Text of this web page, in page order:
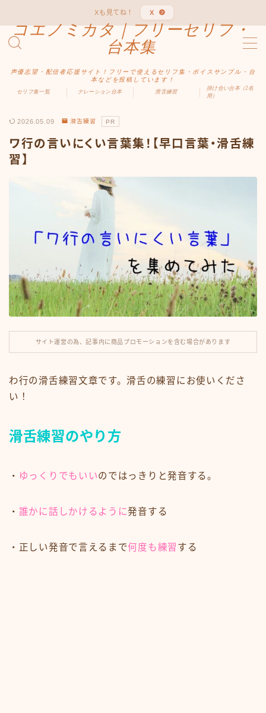
Xも見てね！ X
コエノミカタ｜フリーセリフ・
台本集
声優志望・配信者応援サイト！フリーで使えるセリフ集・ボイスサンプル・台
本などを投稿しています！
MENU
男性向け
中二病
ナレーション
滑舌練習
運営note
セリフ利用規約
セリフ集一覧 ナレーション台本 滑舌練習
掛け合い台本（2名
用）
2026.05.09 滑舌練習 PR
ワ行の言いにくい言葉集！【早口言葉・滑舌練
習】
サイト運営の為、記事内に商品プロモーションを含む場合があります
わ行の滑舌練習文章です。滑舌の練習にお使いくださ
い！
滑舌練習のやり方
・ ゆっくりでもいいのではっきりと発音する。
・ 誰かに話しかけるように発音する
・正しい発音で言えるまで何度も練習 する